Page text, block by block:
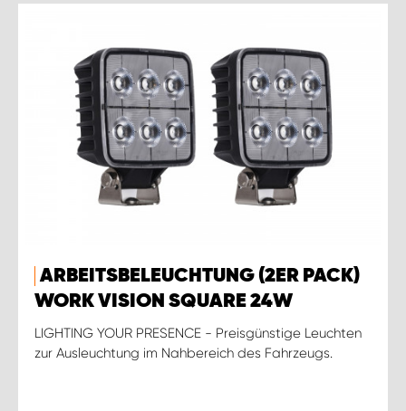
ARBEITSBELEUCHTUNG (2ER PACK)
WORK VISION SQUARE 24W
LIGHTING YOUR PRESENCE - Preisgünstige Leuchten
zur Ausleuchtung im Nahbereich des Fahrzeugs.